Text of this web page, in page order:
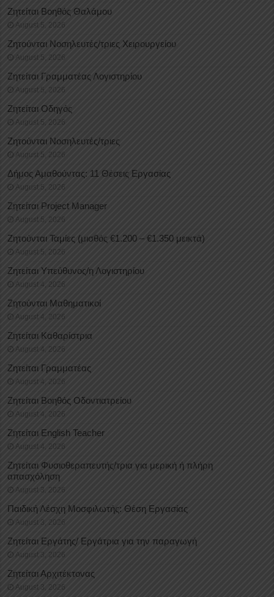
Ζητείται Βοηθός Θαλάμου
August 5, 2026
Ζητούνται Νοσηλευτές/τριες Χειρουργείου
August 5, 2026
Ζητείται Γραμματέας Λογιστηρίου
August 5, 2026
Ζητείται Οδηγός
August 5, 2026
Ζητούνται Νοσηλευτές/τριες
August 5, 2026
Δήμος Αμαθούντας: 11 Θέσεις Εργασίας
August 5, 2026
Ζητείται Project Manager
August 5, 2026
Ζητούνται Ταμίες (μισθός €1.200 – €1.350 μεικτά)
August 5, 2026
Ζητείται Υπεύθυνος/η Λογιστηρίου
August 4, 2026
Ζητούνται Μαθηματικοί
August 4, 2026
Ζητείται Καθαρίστρια
August 4, 2026
Ζητείται Γραμματέας
August 4, 2026
Ζητείται Βοηθός Οδοντιατρείου
August 4, 2026
Ζητείται English Teacher
August 4, 2026
Ζητείται Φυσιοθεραπευτής/τρια για μερική ή πλήρη
απασχόληση
August 3, 2026
Παιδική Λέσχη Μοσφιλωτής: Θέση Εργασίας
August 3, 2026
Ζητείται Εργάτης/ Εργάτρια για την παραγωγή
August 3, 2026
Ζητείται Αρχιτέκτονας
August 3, 2026